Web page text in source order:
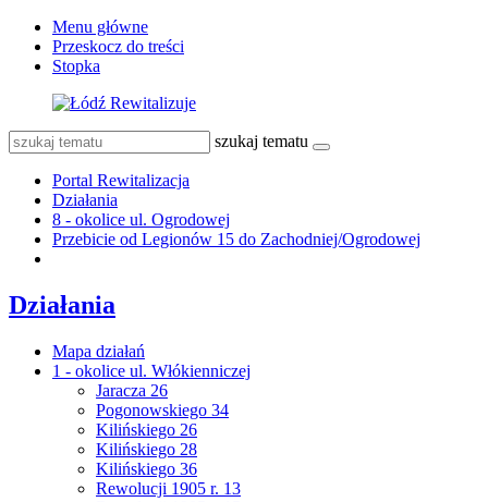
Menu główne
Przeskocz do treści
Stopka
szukaj tematu
Portal Rewitalizacja
Działania
8 - okolice ul. Ogrodowej
Przebicie od Legionów 15 do Zachodniej/Ogrodowej
Działania
Mapa działań
1 - okolice ul. Włókienniczej
Jaracza 26
Pogonowskiego 34
Kilińskiego 26
Kilińskiego 28
Kilińskiego 36
Rewolucji 1905 r. 13